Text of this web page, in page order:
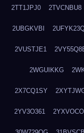
2TT1JPJ0 2TVCNBU8
2UBGKVBI
2VUSTJE1
2WGUIKKG
2X7CQ1SY
2YV3O361 2YXVOCOL